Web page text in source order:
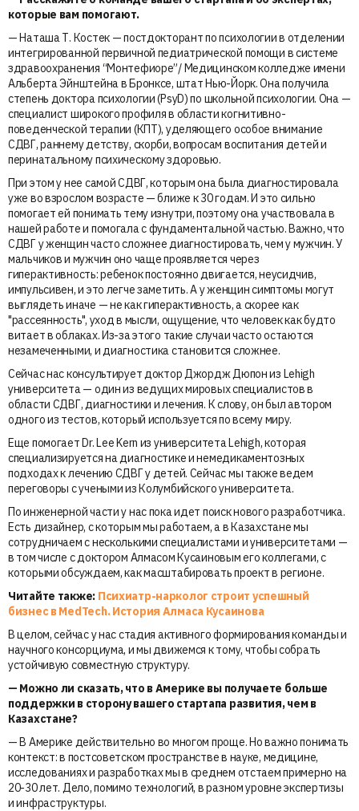
которые вам помогают.
— Наташа Т. Костек — постдокторант по психологии в отделении
интегрированной первичной педиатрической помощи в системе
здравоохранения “Монтефиоре”/ Медицинском колледже имени
Альберта Эйнштейна в Бронксе, штат Нью-Йорк. Она получила
степень доктора психологии (PsyD) по школьной психологии. Она —
специалист широкого профиля в области когнитивно-
поведенческой терапии (КПТ), уделяющего особое внимание
СДВГ, раннему детству, скорби, вопросам воспитания детей и
перинатальному психическому здоровью.
При этом у нее самой СДВГ, которым она была диагностировала
уже во взрослом возрасте — ближе к 30 годам. И это сильно
помогает ей понимать тему изнутри, поэтому она участвовала в
нашей работе и помогала с фундаментальной частью. Важно, что
СДВГ у женщин часто сложнее диагностировать, чем у мужчин. У
мальчиков и мужчин оно чаще проявляется через
гиперактивность: ребенок постоянно двигается, неусидчив,
импульсивен, и это легче заметить. А у женщин симптомы могут
выглядеть иначе — не как гиперактивность, а скорее как
"рассеянность", уход в мысли, ощущение, что человек как будто
витает в облаках. Из-за этого такие случаи часто остаются
незамеченными, и диагностика становится сложнее.
Сейчас нас консультирует доктор Джордж Дюпон из Lehigh
университета — один из ведущих мировых специалистов в
области СДВГ, диагностики и лечения. К слову, он был автором
одного из тестов, который используется по всему миру.
Еще помогает Dr. Lee Kern из университета Lehigh, которая
специализируется на диагностике и немедикаментозных
подходах к лечению СДВГ у детей. Сейчас мы также ведем
переговоры с учеными из Колумбийского университета.
По инженерной части у нас пока идет поиск нового разработчика.
Есть дизайнер, с которым мы работаем, а в Казахстане мы
сотрудничаем с несколькими специалистами и университетами —
в том числе с доктором Алмасом Кусаиновым его коллегами, с
которыми обсуждаем, как масштабировать проект в регионе.
Читайте также: Психиатр-нарколог строит успешный
бизнес в MedTech. История Алмаса Кусаинова
В целом, сейчас у нас стадия активного формирования команды и
научного консорциума, и мы движемся к тому, чтобы собрать
устойчивую совместную структуру.
— Можно ли сказать, что в Америке вы получаете больше
поддержки в сторону вашего стартапа развития, чем в
Казахстане?
— В Америке действительно во многом проще. Но важно понимать
контекст: в постсоветском пространстве в науке, медицине,
исследованиях и разработках мы в среднем отстаем примерно на
20-30 лет. Дело, помимо технологий, в разном уровне экспертизы
и инфраструктуры.